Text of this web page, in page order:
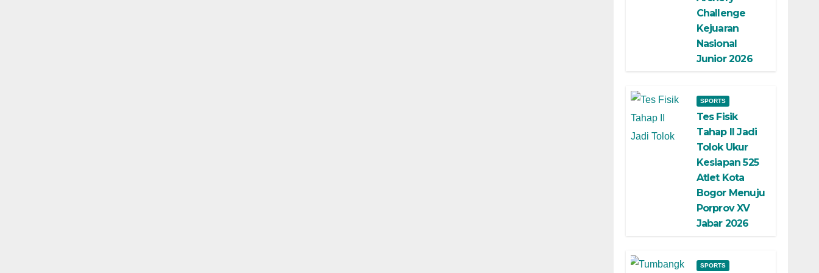
Challenge
Kejuaran
Nasional
Junior 2026
SPORTS
Tes Fisik
Tahap II Jadi
Tolok Ukur
Kesiapan 525
Atlet Kota
Bogor Menuju
Porprov XV
Jabar 2026
SPORTS